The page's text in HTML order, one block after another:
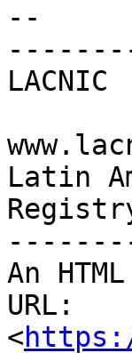
--
LACNIC
Latin
An
URL:
<